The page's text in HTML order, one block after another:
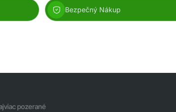
Bezpečný Nákup
pozerané